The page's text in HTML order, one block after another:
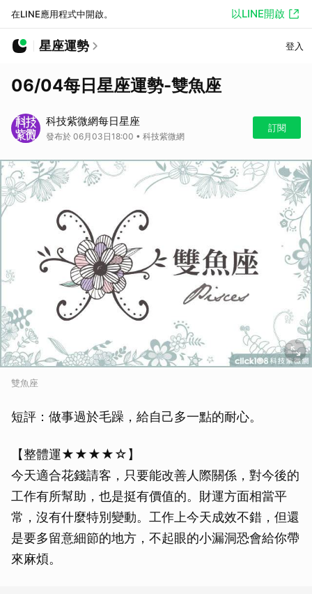
在LINE應用程式中開啟。 以LINE開啟
星座運勢 登入
06/04每日星座運勢-雙魚座
科技紫微網每日星座
發布於 06月03日18:00 • 科技紫微網
訂閱
雙魚座
短評：做事過於毛躁，給自己多一點的耐心。
【整體運★★★★☆】
今天適合花錢請客，只要能改善人際關係，對今後的
工作有所幫助，也是挺有價值的。財運方面相當平
常，沒有什麼特別變動。工作上今天成效不錯，但還
是要多留意細節的地方，不起眼的小漏洞恐會給你帶
來麻煩。